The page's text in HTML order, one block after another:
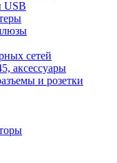
USB
сетей
аксессуары
и розетки